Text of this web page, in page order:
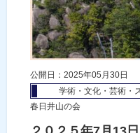
公開日：2025年05月30日
学術・文化・芸術・
春日井山の会